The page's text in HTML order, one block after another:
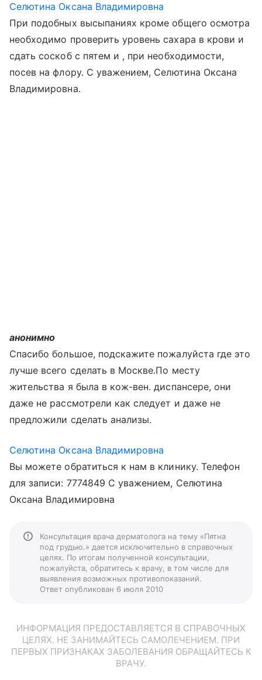
Селютина Оксана Владимировна
При подобных высыпаниях кроме общего осмотра
необходимо проверить уровень сахара в крови и
сдать соскоб с пятем и , при необходимости,
посев на флору. С уважением, Селютина Оксана
Владимировна.
анонимно
Спасибо большое, подскажите пожалуйста где это
лучше всего сделать в Москве.По месту
жительства я была в кож-вен. диспансере, они
даже не рассмотрели как следует и даже не
предложили сделать анализы.
Селютина Оксана Владимировна
Вы можете обратиться к нам в клинику. Телефон
для записи: 7774849 С уважением, Селютина
Оксана Владимировна
Консультация врача дерматолога на тему «Пятна
под грудью.» дается исключительно в справочных
целях. По итогам полученной консультации,
пожалуйста, обратитесь к врачу, в том числе для
выявления возможных противопоказаний.
Ответ опубликован 6 июля 2010
ИНФОРМАЦИЯ ПРЕДОСТАВЛЯЕТСЯ В СПРАВОЧНЫХ
ЦЕЛЯХ. НЕ ЗАНИМАЙТЕСЬ САМОЛЕЧЕНИЕМ. ПРИ
ПЕРВЫХ ПРИЗНАКАХ ЗАБОЛЕВАНИЯ ОБРАЩАЙТЕСЬ К
ВРАЧУ.